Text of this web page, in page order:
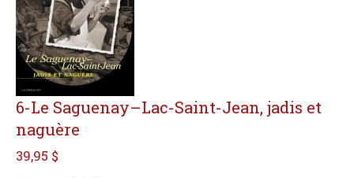
6-Le Saguenay–Lac-Saint-Jean, jadis et
naguère
39,95 $